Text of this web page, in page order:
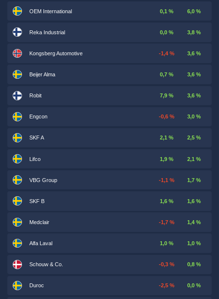
OEM International 0,1 % 6,0 %
Reka Industrial 0,0 % 3,8 %
Kongsberg Automotive -1,4 % 3,6 %
Beijer Alma 0,7 % 3,6 %
Robit 7,9 % 3,6 %
Engcon -0,6 % 3,0 %
SKF A 2,1 % 2,5 %
Lifco 1,9 % 2,1 %
VBG Group -1,1 % 1,7 %
SKF B 1,6 % 1,6 %
Medclair -1,7 % 1,4 %
Alfa Laval 1,0 % 1,0 %
Schouw & Co. -0,3 % 0,8 %
Duroc -2,5 % 0,0 %